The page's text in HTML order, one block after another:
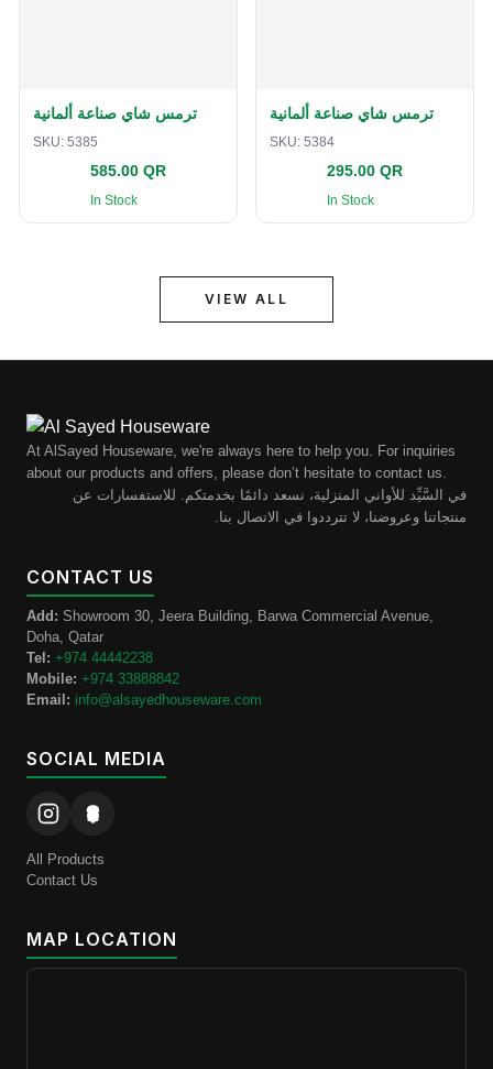
ترمس شاي صناعة ألمانية
SKU: 5385
585.00 QR
In Stock
ترمس شاي صناعة ألمانية
SKU: 5384
295.00 QR
In Stock
VIEW ALL
At AlSayed Houseware, we're always here to help you. For inquiries
about our products and offers, please don’t hesitate to contact us.
في السَّيِّد للأواني المنزلية، نسعد دائمًا بخدمتكم. للاستفسارات عن
منتجاتنا وعروضنا، لا تترددوا في الاتصال بنا.
CONTACT US
Add: Showroom 30, Jeera Building, Barwa Commercial Avenue,
Doha, Qatar
Tel: +974 44442238
Mobile: +974 33888842
Email: info@alsayedhouseware.com
SOCIAL MEDIA
All Products
Contact Us
MAP LOCATION